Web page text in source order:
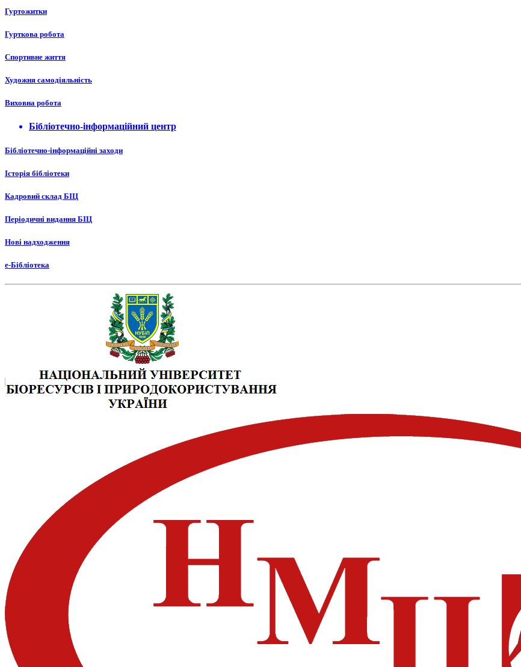
Гуртожитки
Гурткова робота
Спортивне життя
Художня самодіяльність
Виховна робота
Бібліотечно-інформаційний центр
Бібліотечно-інформаційні заходи
Історія бібліотеки
Кадровий склад БІЦ
Періодичні видання БІЦ
Нові надходження
е-Бібліотека